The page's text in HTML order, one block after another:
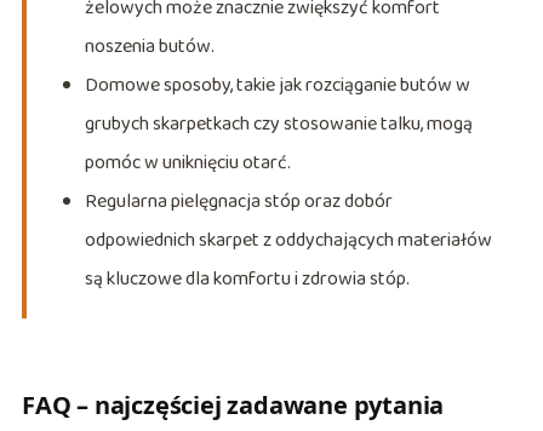
żelowych może znacznie zwiększyć komfort
noszenia butów.
Domowe sposoby, takie jak rozciąganie butów w
grubych skarpetkach czy stosowanie talku, mogą
pomóc w uniknięciu otarć.
Regularna pielęgnacja stóp oraz dobór
odpowiednich skarpet z oddychających materiałów
są kluczowe dla komfortu i zdrowia stóp.
FAQ – najczęściej zadawane pytania